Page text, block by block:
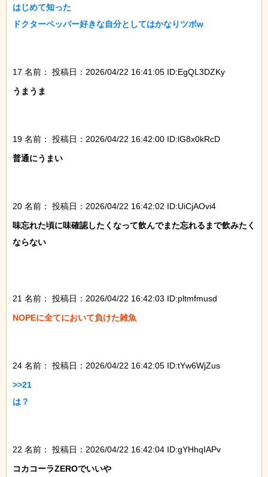
はじめて知った
ドクターペッパー好きな自分としてはかなりツボw
17 名前：
投稿日：2026/04/22 16:41:05 ID:EgQL3DZKy
うまうま
19 名前：
投稿日：2026/04/22 16:42:00 ID:lG8x0kRcD
普通にうまい
20 名前：
投稿日：2026/04/22 16:42:02 ID:UiCjAOvi4
味忘れた頃に味確認したくなって飲んでまた忘れるまで飲みたく
ならない
21 名前：
投稿日：2026/04/22 16:42:03 ID:pltmfmusd
NOPEに全てにおいて負けた雑魚
24 名前：
投稿日：2026/04/22 16:42:05 ID:tYw6WjZus
>>21
は？
22 名前：
投稿日：2026/04/22 16:42:04 ID:gYHhqIAPv
コカコーラZEROでいいや